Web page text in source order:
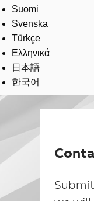
Suomi
Svenska
Türkçe
Ελληνικά
日本語
한국어